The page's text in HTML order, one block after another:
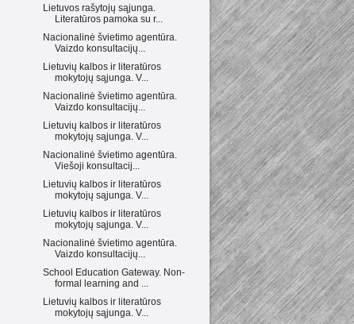
Lietuvos rašytojų sąjunga.
Literatūros pamoka su r...
Nacionalinė švietimo agentūra.
Vaizdo konsultacijų...
Lietuvių kalbos ir literatūros
mokytojų sąjunga. V...
Nacionalinė švietimo agentūra.
Vaizdo konsultacijų...
Lietuvių kalbos ir literatūros
mokytojų sąjunga. V...
Nacionalinė švietimo agentūra.
Viešoji konsultacij...
Lietuvių kalbos ir literatūros
mokytojų sąjunga. V...
Lietuvių kalbos ir literatūros
mokytojų sąjunga. V...
Nacionalinė švietimo agentūra.
Vaizdo konsultacijų...
School Education Gateway. Non-
formal learning and ...
Lietuvių kalbos ir literatūros
mokytojų sąjunga. V...